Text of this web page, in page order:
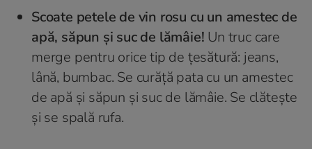
Scoate petele de vin rosu cu un amestec de
apă, săpun și suc de lămâie! Un truc care
merge pentru orice tip de țesătură: jeans,
lână, bumbac. Se curăță pata cu un amestec
de apă și săpun și suc de lămâie. Se clătește
și se spală rufa.